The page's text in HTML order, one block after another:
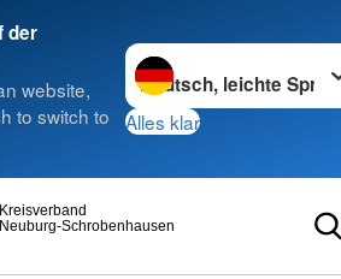
der
website,
to switch to
Sprache wechseln zu
Alles klar
Neuburg-Schrobenhausen
Kreisverband